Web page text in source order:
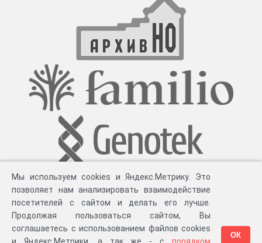
Мы используем cookies и Яндекс.Метрику. Это
позволяет нам анализировать взаимодействие
посетителей с сайтом и делать его лучше.
Продолжая пользоваться сайтом, Вы
соглашаетесь с использованием файлов cookies
ОК